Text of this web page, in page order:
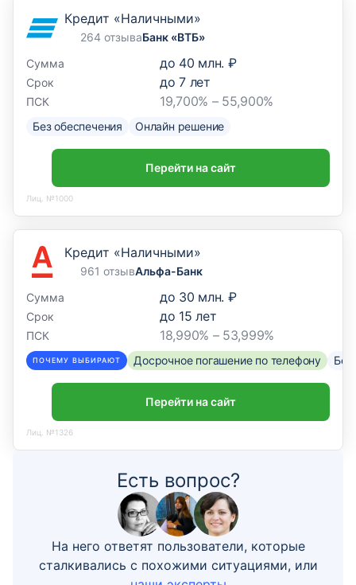
Кредит «Наличными»
264 отзываБанк «ВТБ»
Сумма
до 40 млн. ₽
Срок до7лет
ПСК 19,700% – 55,900%
Без обеспечения Онлайн решение
Перейти на сайт
Лиц. №1000
Кредит «Наличными»
961 отзывАльфа-Банк
Сумма
до 30 млн. ₽
Срок до 15 лет
ПСК 18,990% – 53,999%
ПОЧЕМУ ВЫБИРАЮТ Досрочное погашение по телефону Без
Перейти на сайт
Лиц. №1326
Есть вопрос?
На него ответят пользователи, которые
сталкивались с похожими ситуациями, или